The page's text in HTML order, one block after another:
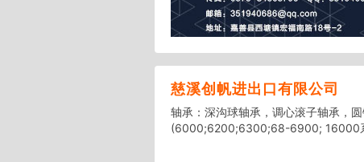
慈溪创帆进出口有限公司
轴承：深沟球轴承，调心滚子轴承，
(6000;6200;6300;68-6900; 16000